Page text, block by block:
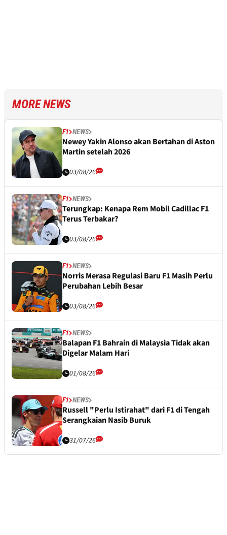
MORE NEWS
F1 NEWS
Newey Yakin Alonso akan Bertahan di Aston
Martin setelah 2026
03/08/26
F1 NEWS
Terungkap: Kenapa Rem Mobil Cadillac F1
Terus Terbakar?
03/08/26
F1 NEWS
Norris Merasa Regulasi Baru F1 Masih Perlu
Perubahan Lebih Besar
03/08/26
F1 NEWS
Balapan F1 Bahrain di Malaysia Tidak akan
Digelar Malam Hari
01/08/26
F1 NEWS
Russell "Perlu Istirahat" dari F1 di Tengah
Serangkaian Nasib Buruk
31/07/26